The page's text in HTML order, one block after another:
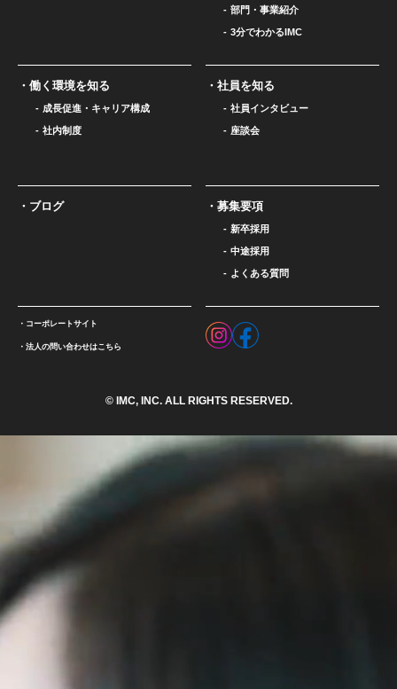
部門・事業紹介
3分でわかるIMC
働く環境を知る
成長促進・キャリア構成
社内制度
社員を知る
社員インタビュー
座談会
ブログ 募集要項
新卒採用
中途採用
よくある質問
コーポレートサイト
法人の問い合わせはこちら
© IMC, INC. ALL RIGHTS RESERVED.